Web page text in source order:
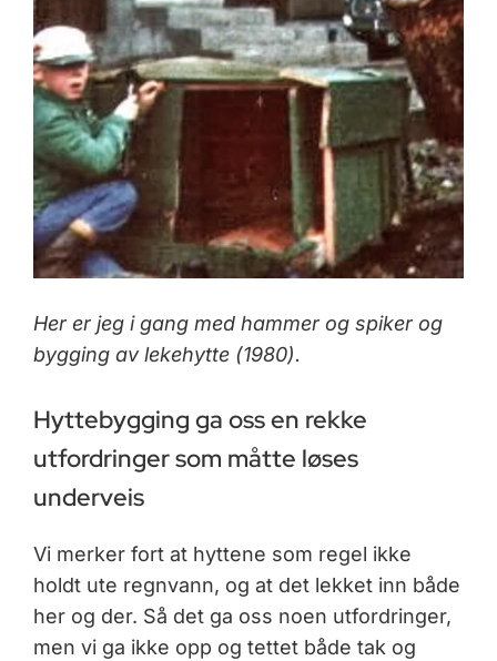
Her er jeg i gang med hammer og spiker og
bygging av lekehytte (1980).
Hyttebygging ga oss en rekke
utfordringer som måtte løses
underveis
Vi merker fort at hyttene som regel ikke
holdt ute regnvann, og at det lekket inn både
her og der. Så det ga oss noen utfordringer,
men vi ga ikke opp og tettet både tak og